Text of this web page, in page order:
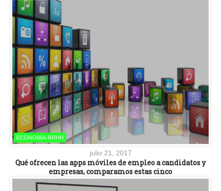
ECONOMÍA-RRHH
julio 21, 2017
Qué ofrecen las apps móviles de empleo a candidatos y
empresas, comparamos estas cinco